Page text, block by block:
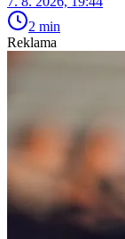
2 min
Reklama